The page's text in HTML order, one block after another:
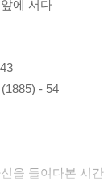
에 서다
- 54
을 들여다본 시간